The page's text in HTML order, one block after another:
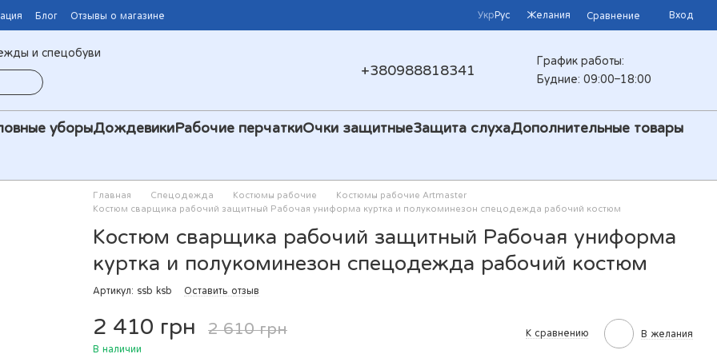
Блог Отзывы о магазине УкрРус Желания Сравнение Вход
и спецобуви
+380988818341
График работы:
Будние: 09:00–18:00
уборыДождевикиРабочие перчаткиОчки защитныеЗащита слухаДополнительные товары
Главная Спецодежда Костюмы рабочие
Костюмы рабочие Artmaster
Костюм сварщика рабочий защитный Рабочая униформа куртка и полукоминезон спецодежда рабочий костюм
Костюм сварщика рабочий защитный Рабочая униформа
куртка и полукоминезон спецодежда рабочий костюм
Артикул: ssb ksb Оставить отзыв
2 410 грн 2 610 грн
В наличии
К сравнению В желания